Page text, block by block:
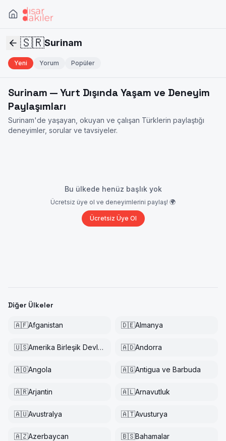
🇸🇷Surinam
Yeni Yorum Popüler
Surinam — Yurt Dışında Yaşam ve Deneyim
Paylaşımları
Surinam'de yaşayan, okuyan ve çalışan Türklerin paylaştığı
deneyimler, sorular ve tavsiyeler.
Bu ülkede henüz başlık yok
Ücretsiz üye ol ve deneyimlerini paylaş! 🌍
Ücretsiz Üye Ol
Diğer Ülkeler
🇦🇫Afganistan 🇩🇪Almanya
🇺🇸 Amerika Birleşik Devletleri 🇦🇩Andorra
🇦🇴Angola 🇦🇬Antigua ve Barbuda
🇦🇷Arjantin 🇦🇱Arnavutluk
🇦🇺Avustralya 🇦🇹Avusturya
🇦🇿Azerbaycan 🇧🇸Bahamalar